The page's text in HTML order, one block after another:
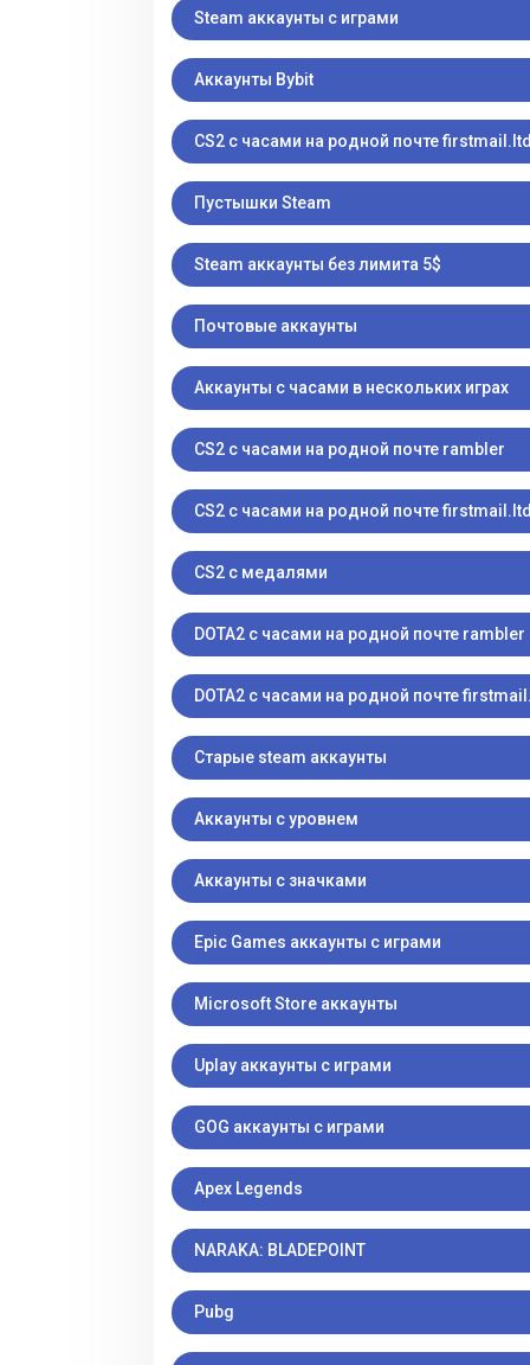
Steam аккаунты с играми
Аккаунты Bybit
CS2 с часами на родной почте
Пустышки Steam
Steam аккаунты без лимита 5$
Почтовые аккаунты
Аккаунты с часами в нескольких играх
CS2 с часами на родной почте rambler
CS2 с часами на родной почте
CS2 с медалями
DOTA2 с часами на родной почте rambler
DOTA2 с часами на родной почте
Старые steam аккаунты
Аккаунты с уровнем
Аккаунты с значками
Epic Games аккаунты с играми
Microsoft Store аккаунты
Uplay аккаунты с играми
GOG аккаунты с играми
Apex Legends
NARAKA: BLADEPOINT
Pubg